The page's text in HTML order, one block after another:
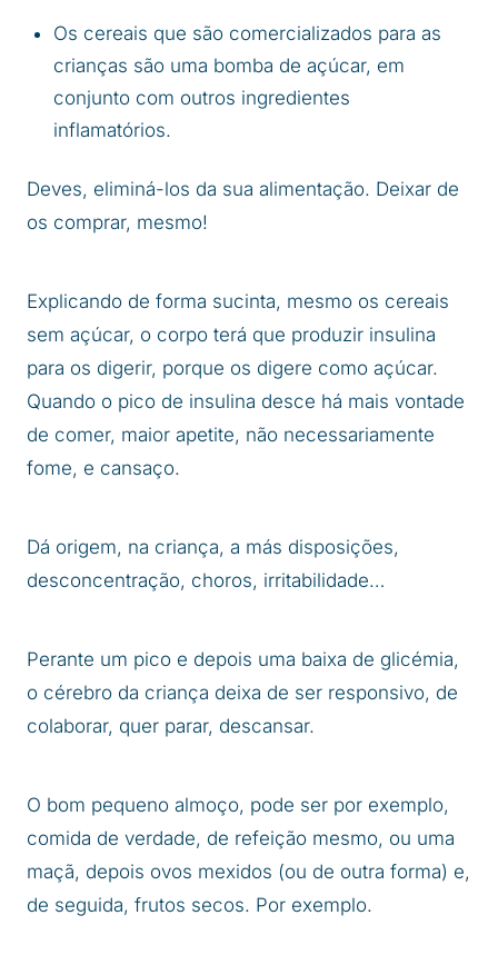
Os cereais que são comercializados para as
crianças são uma bomba de açúcar, em
conjunto com outros ingredientes
inflamatórios.
Deves, eliminá-los da sua alimentação. Deixar de
os comprar, mesmo!
Explicando de forma sucinta, mesmo os cereais
sem açúcar, o corpo terá que produzir insulina
para os digerir, porque os digere como açúcar.
Quando o pico de insulina desce há mais vontade
de comer, maior apetite, não necessariamente
fome, e cansaço.
Dá origem, na criança, a más disposições,
desconcentração, choros, irritabilidade…
Perante um pico e depois uma baixa de glicémia,
o cérebro da criança deixa de ser responsivo, de
colaborar, quer parar, descansar.
O bom pequeno almoço, pode ser por exemplo,
comida de verdade, de refeição mesmo, ou uma
maçã, depois ovos mexidos (ou de outra forma) e,
de seguida, frutos secos. Por exemplo.